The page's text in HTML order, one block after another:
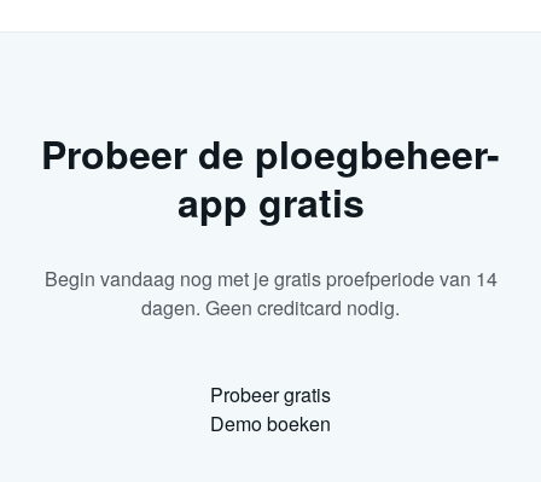
Probeer de ploegbeheer-
app gratis
Begin vandaag nog met je gratis proefperiode van 14
dagen. Geen creditcard nodig.
Probeer gratis
Demo boeken